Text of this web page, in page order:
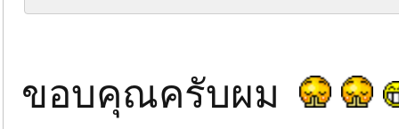
ขอบคุณครับผม